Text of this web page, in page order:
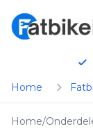
Home
Home/